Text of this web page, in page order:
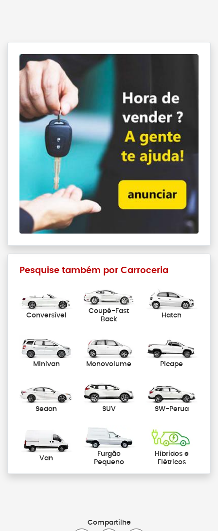
Pesquise também por Carroceria
Conversível
Coupé-Fast
Back
Hatch
Minivan Monovolume Picape
Sedan SUV SW-Perua
Van
Furgão
Pequeno
Híbridos e
Elétricos
Compartilhe